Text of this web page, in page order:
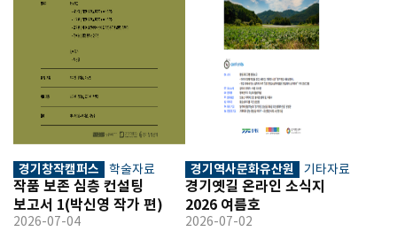
경기창작캠퍼스 학술자료
작품 보존 심층 컨설팅
보고서 1(박신영 작가 편)
2026-07-04
경기역사문화유산원 기타자료
경기옛길 온라인 소식지
2026 여름호
2026-07-02